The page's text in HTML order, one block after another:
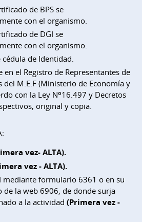
de BPS se
con el organismo.
de DGI se
con el organismo.
de Identidad.
en el Registro de Representantes de
del M.E.F (Ministerio de Economía y
con la Ley Nº16.497 y Decretos
original y copia.
vez- ALTA).
vez - ALTA).
mediante formulario 6361 o en su
de la web 6906, de donde surja
a la actividad (Primera vez -